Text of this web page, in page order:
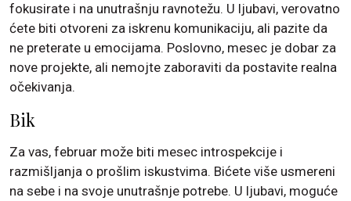
fokusirate i na unutrašnju ravnotežu. U ljubavi, verovatno
ćete biti otvoreni za iskrenu komunikaciju, ali pazite da
ne preterate u emocijama. Poslovno, mesec je dobar za
nove projekte, ali nemojte zaboraviti da postavite realna
očekivanja.
Bik
Za vas, februar može biti mesec introspekcije i
razmišljanja o prošlim iskustvima. Bićete više usmereni
na sebe i na svoje unutrašnje potrebe. U ljubavi, moguće